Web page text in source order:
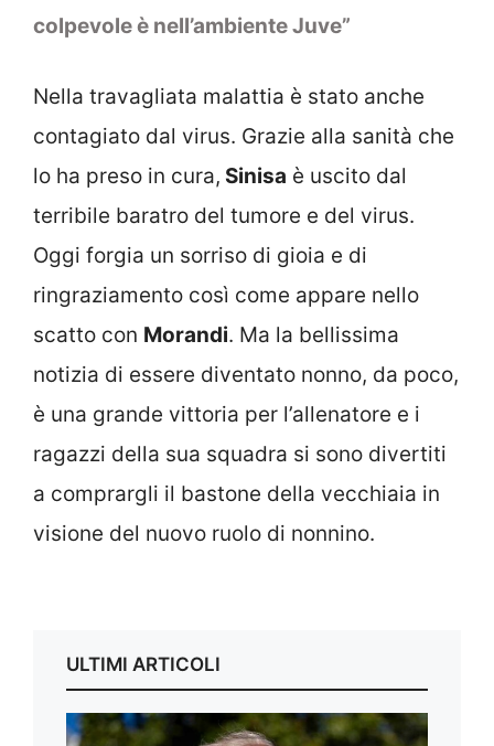
colpevole è nell’ambiente Juve”
Nella travagliata malattia è stato anche
contagiato dal virus. Grazie alla sanità che
lo ha preso in cura, Sinisa è uscito dal
terribile baratro del tumore e del virus.
Oggi forgia un sorriso di gioia e di
ringraziamento così come appare nello
scatto con Morandi. Ma la bellissima
notizia di essere diventato nonno, da poco,
è una grande vittoria per l’allenatore e i
ragazzi della sua squadra si sono divertiti
a comprargli il bastone della vecchiaia in
visione del nuovo ruolo di nonnino.
ULTIMI ARTICOLI